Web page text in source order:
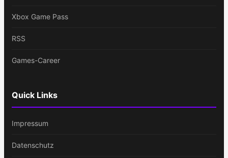
Xbox Game Pass
RSS
Games-Career
Quick Links
Impressum
Datenschutz